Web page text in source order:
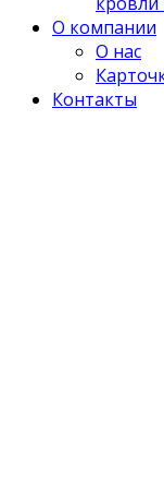
О компании
О нас
Контакты